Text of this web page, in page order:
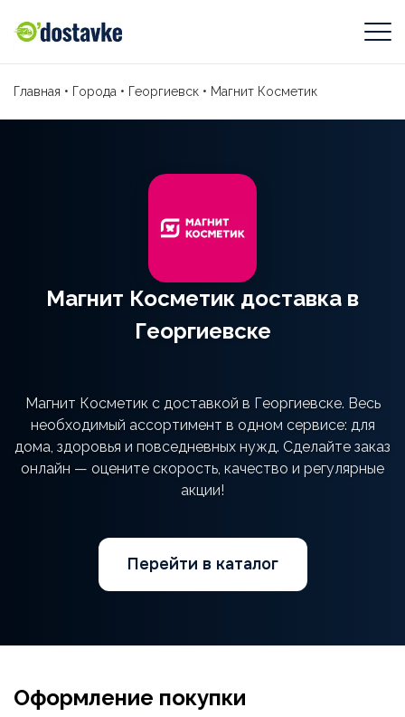
Главная • Города • Георгиевск • Магнит Косметик
Магнит Косметик доставка в
Георгиевске
Магнит Косметик с доставкой в Георгиевске. Весь
необходимый ассортимент в одном сервисе: для
дома, здоровья и повседневных нужд. Сделайте заказ
онлайн — оцените скорость, качество и регулярные
акции!
Перейти в каталог
Оформление покупки